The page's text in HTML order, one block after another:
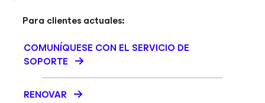
Para clientes actuales:
COMUNÍQUESE CON EL SERVICIO DE
SOPORTE
RENOVAR